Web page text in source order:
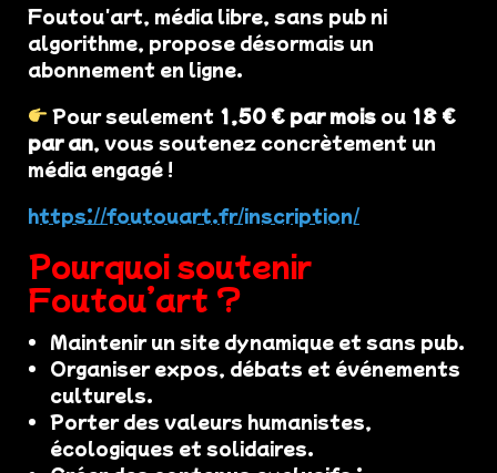
Foutou'art, média libre, sans pub ni
algorithme, propose désormais un
abonnement en ligne.
Pour seulement 1,50 € par mois ou 18 €
par an, vous soutenez concrètement un
média engagé !
https://foutouart.fr/inscription/
Pourquoi soutenir
Foutou’art ?
Maintenir un site dynamique et sans pub.
Organiser expos, débats et événements
culturels.
Porter des valeurs humanistes,
écologiques et solidaires.